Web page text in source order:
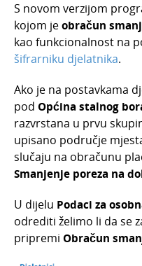
Studeni 2025.
Rujan 2025.
Kolovoz 2025.
Ožujak 2025
Siječanj 2025.
Kako instalirati
Opća Uredba o
Minimax i euro:
Porezna reforma
programskih
Arhiva
S novom verzijom
kojom jeobračun
kao funkcionalnost na
šifrarniku djelatnika.
Ako je na postavkama
pod Općina stalnog
razvrstana u prvu
upisano područje
slučaju na obračunu
Smanjenje poreza na
U dijelu Podaci za
odrediti želimo li da se
pripremi Obračun